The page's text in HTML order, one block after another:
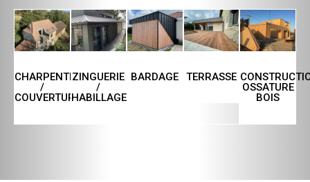
CHARPENTE
/
COUVERTURE
ZINGUERIE
/
HABILLAGE
BARDAGE TERRASSE
OSSATURE
BOIS